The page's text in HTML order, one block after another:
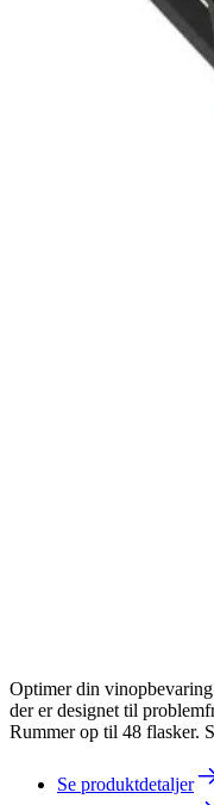
Optimer din
der er designet til
Rummer op til 48 flasker.
Se produktdetaljer